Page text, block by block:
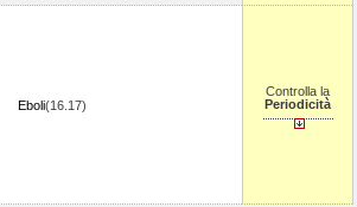
Eboli(16.17)
Controlla la
Periodicità